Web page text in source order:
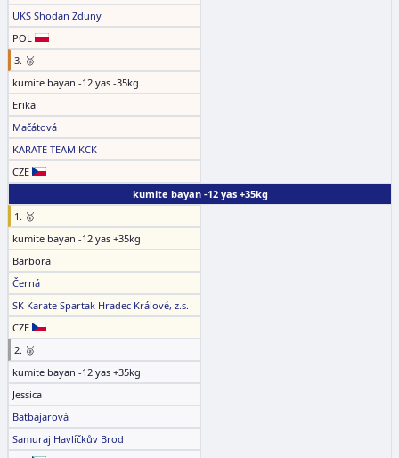
UKS Shodan Zduny
POL
3. 🥉
kumite bayan -12 yas -35kg
Erika
Mačátová
KARATE TEAM KCK
CZE
kumite bayan -12 yas +35kg
1. 🥇
kumite bayan -12 yas +35kg
Barbora
Černá
SK Karate Spartak Hradec Králové, z.s.
CZE
2. 🥈
kumite bayan -12 yas +35kg
Jessica
Batbajarová
Samuraj Havlíčkův Brod